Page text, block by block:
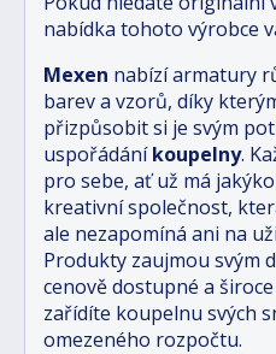
nabídka tohoto výrobce
Mexen nabízí armatury
barev a vzorů, díky
přizpůsobit si je svým
uspořádáníkoupelny.
pro sebe, ať už má
kreativní společnost,
ale nezapomíná ani na
Produkty zaujmou svým
cenově dostupné a
zařídíte koupelnu svých
omezeného rozpočtu.